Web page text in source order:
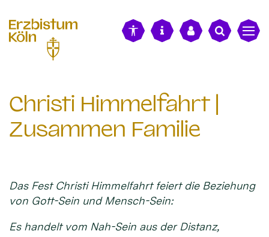
Christi Himmelfahrt |
Zusammen Familie
Das Fest Christi Himmelfahrt feiert die Beziehung
von Gott-Sein und Mensch-Sein:
Es handelt vom Nah-Sein aus der Distanz,